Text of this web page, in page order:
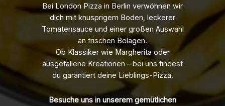
Bei London Pizza in Berlin verwöhnen wir
dich mit knusprigem Boden, leckerer
Tomatensauce und einer großen Auswahl
an frischen Belägen.
Ob Klassiker wie Margherita oder
ausgefallene Kreationen – bei uns findest
du garantiert deine Lieblings-Pizza.
Besuche uns in unserem gemütlichen